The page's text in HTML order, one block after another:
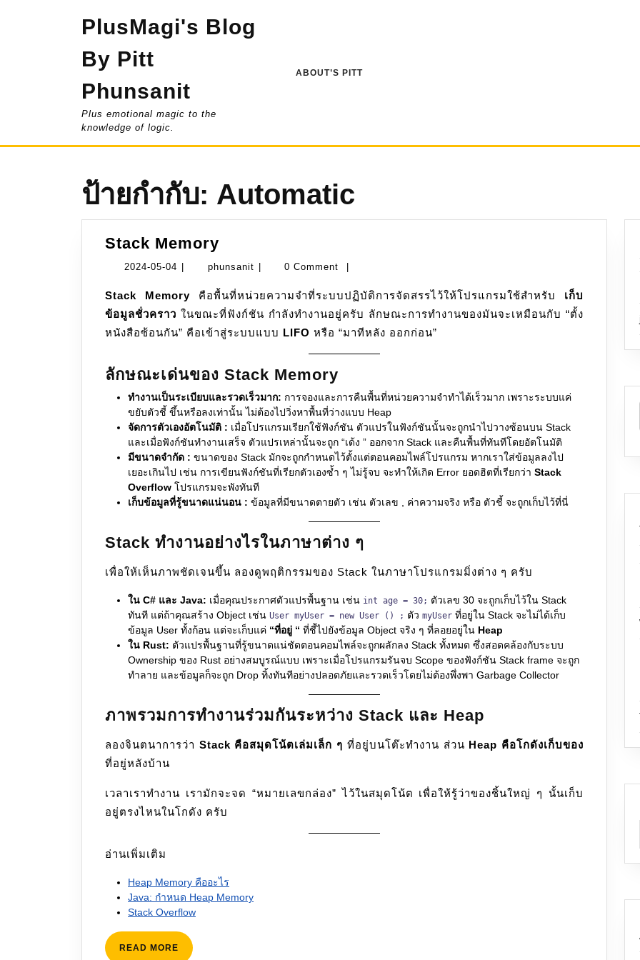
PlusMagi's Blog
By Pitt
Phunsanit
Plus emotional magic to the
knowledge of logic.
ABOUT’S PITT
ป้ายกำกับ: Automatic
Stack Memory
Memory
2024-05-04 2024-
04
phunsanit phunsanit0 Comment
Stack Memory คือพื้นที่หน่วยความจำที่ระบบปฏิบัติการจัดสรรไว้ให้โปรแกรมใช้สำหรับ เก็บ
ข้อมูลชั่วคราว ในขณะที่ฟังก์ชัน กำลังทำงานอยู่ครับ ลักษณะการทำงานของมันจะเหมือนกับ “ตั้ง
หนังสือซ้อนกัน” คือเข้าสู่ระบบแบบ LIFO หรือ “มาทีหลัง ออกก่อน”
ลักษณะเด่นของ Stack Memory
ทำงานเป็นระเบียบและรวดเร็วมาก: การจองและการคืนพื้นที่หน่วยความจำทำได้เร็วมาก เพราะระบบแค่
ขยับตัวชี้ ขึ้นหรือลงเท่านั้น ไม่ต้องไปวิ่งหาพื้นที่ว่างแบบ Heap
จัดการตัวเองอัตโนมัติ : เมื่อโปรแกรมเรียกใช้ฟังก์ชัน ตัวแปรในฟังก์ชันนั้นจะถูกนำไปวางซ้อนบน Stack
และเมื่อฟังก์ชันทำงานเสร็จ ตัวแปรเหล่านั้นจะถูก “เด้ง ” ออกจาก Stack และคืนพื้นที่ทันทีโดยอัตโนมัติ
มีขนาดจำกัด : ขนาดของ Stack มักจะถูกกำหนดไว้ตั้งแต่ตอนคอมไพล์โปรแกรม หากเราใส่ข้อมูลลงไป
เยอะเกินไป เช่น การเขียนฟังก์ชันที่เรียกตัวเองซ้ำ ๆ ไม่รู้จบ จะทำให้เกิด Error ยอดฮิตที่เรียกว่า Stack
Overflow โปรแกรมจะพังทันที
เก็บข้อมูลที่รู้ขนาดแน่นอน : ข้อมูลที่มีขนาดตายตัว เช่น ตัวเลข , ค่าความจริง หรือ ตัวชี้ จะถูกเก็บไว้ที่นี่
Stack ทำงานอย่างไรในภาษาต่าง ๆ
เพื่อให้เห็นภาพชัดเจนขึ้น ลองดูพฤติกรรมของ Stack ในภาษาโปรแกรมมิ่งต่าง ๆ ครับ
ใน C# และ Java: เมื่อคุณประกาศตัวแปรพื้นฐาน เช่น int age = 30; ตัวเลข 30 จะถูกเก็บไว้ใน Stack
ทันที แต่ถ้าคุณสร้าง Object เช่น User myUser = new User () ; ตัว myUser ที่อยู่ใน Stack จะไม่ได้เก็บ
ข้อมูล User ทั้งก้อน แต่จะเก็บแค่ “ที่อยู่ “ ที่ชี้ไปยังข้อมูล Object จริง ๆ ที่ลอยอยู่ใน Heap
ใน Rust: ตัวแปรพื้นฐานที่รู้ขนาดแน่ชัดตอนคอมไพล์จะถูกผลักลง Stack ทั้งหมด ซึ่งสอดคล้องกับระบบ
Ownership ของ Rust อย่างสมบูรณ์แบบ เพราะเมื่อโปรแกรมรันจบ Scope ของฟังก์ชัน Stack frame จะถูก
ทำลาย และข้อมูลก็จะถูก Drop ทิ้งทันทีอย่างปลอดภัยและรวดเร็วโดยไม่ต้องพึ่งพา Garbage Collector
ภาพรวมการทำงานร่วมกันระหว่าง Stack และ Heap
ลองจินตนาการว่า Stack คือสมุดโน้ตเล่มเล็ก ๆ ที่อยู่บนโต๊ะทำงาน ส่วน Heap คือโกดังเก็บของ
ที่อยู่หลังบ้าน
เวลาเราทำงาน เรามักจะจด “หมายเลขกล่อง” ไว้ในสมุดโน้ต เพื่อให้รู้ว่าของชิ้นใหญ่ ๆ นั้นเก็บ
อยู่ตรงไหนในโกดัง ครับ
อ่านเพิ่มเติม
Heap Memory คืออะไร
Java: กำหนด Heap Memory
Stack Overflow
READ MORE READ